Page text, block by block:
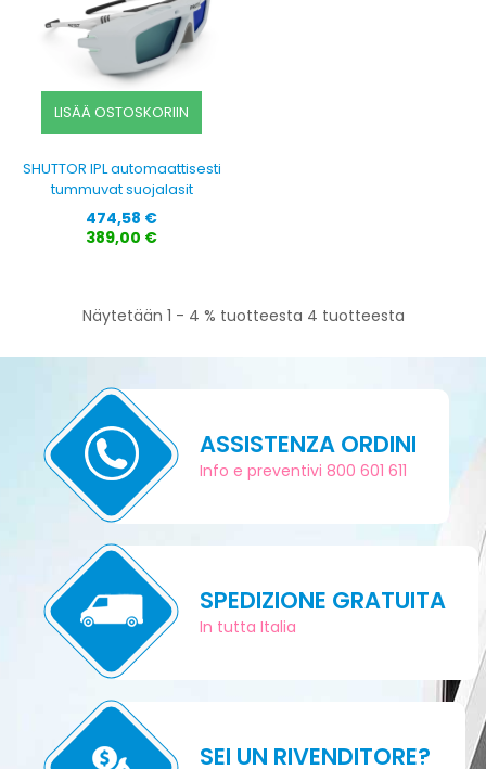
LISÄÄ OSTOSKORIIN
SHUTTOR IPL automaattisesti
tummuvat suojalasit
Hinta
474,58 €
389,00 €
Näytetään 1 - 4 % tuotteesta 4 tuotteesta
ASSISTENZA ORDINI
Info e preventivi 800 601 611
SPEDIZIONE GRATUITA
In tutta Italia
SEI UN RIVENDITORE?